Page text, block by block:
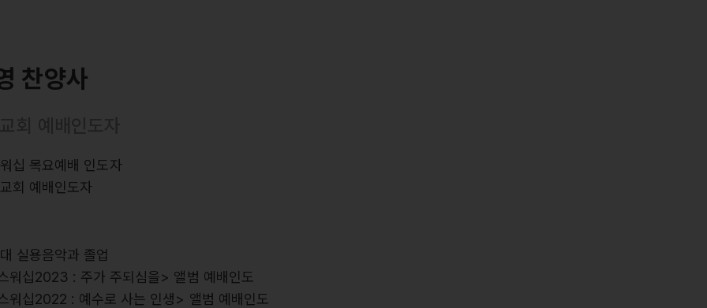
찬양사
십 목요예배 인도자
회 예배인도자
실용음악과 졸업
워십2023 : 주가 주되심을> 앨범 예배인도
워십2022 : 예수로 사는 인생> 앨범 예배인도